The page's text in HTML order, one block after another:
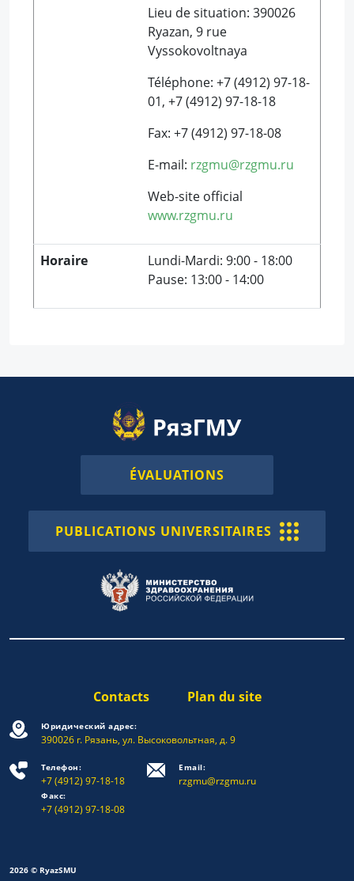
Lieu de situation: 390026
Ryazan, 9 rue
Vyssokovoltnaya
Téléphone: +7 (4912) 97-18-
01, +7 (4912) 97-18-18
Fax: +7 (4912) 97-18-08
E-mail: rzgmu@rzgmu.ru
Web-site official
www.rzgmu.ru
Horaire
Lundi-Mardi: 9:00 - 18:00
Pause: 13:00 - 14:00
ÉVALUATIONS
PUBLICATIONS UNIVERSITAIRES
Contacts Plan du site
Юридический адрес:
390026 г. Рязань, ул. Высоковольтная, д. 9
Телефон:
+7 (4912) 97-18-18
Факс:
+7 (4912) 97-18-08
Email:
rzgmu@rzgmu.ru
2026 © RyazSMU